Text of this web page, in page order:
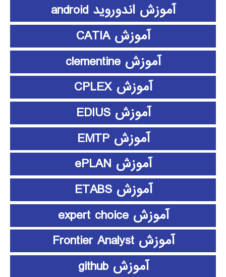
آموزش اندوروید android
آموزش CATIA
آموزش clementine
آموزش CPLEX
آموزش EDIUS
آموزش EMTP
آموزش ePLAN
آموزش ETABS
آموزش expert choice
آموزش Frontier Analyst
آموزش github